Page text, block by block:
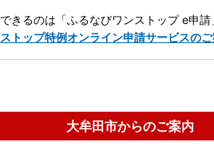
きるのは「ふるなびワンストップ e申請
トップ特例オンライン申請サービスの
大牟田市からのご案内